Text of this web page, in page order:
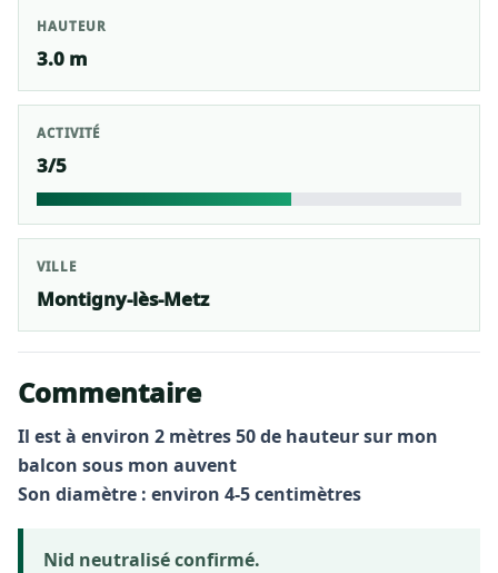
HAUTEUR
3.0 m
ACTIVITÉ
3/5
VILLE
Montigny-lès-Metz
Commentaire
Il est à environ 2 mètres 50 de hauteur sur mon
balcon sous mon auvent
Son diamètre : environ 4-5 centimètres
Nid neutralisé confirmé.